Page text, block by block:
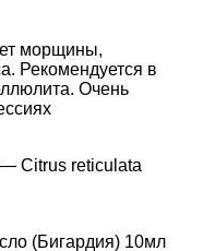
морщины,
Рекомендуется в
Очень
Citrus reticulata